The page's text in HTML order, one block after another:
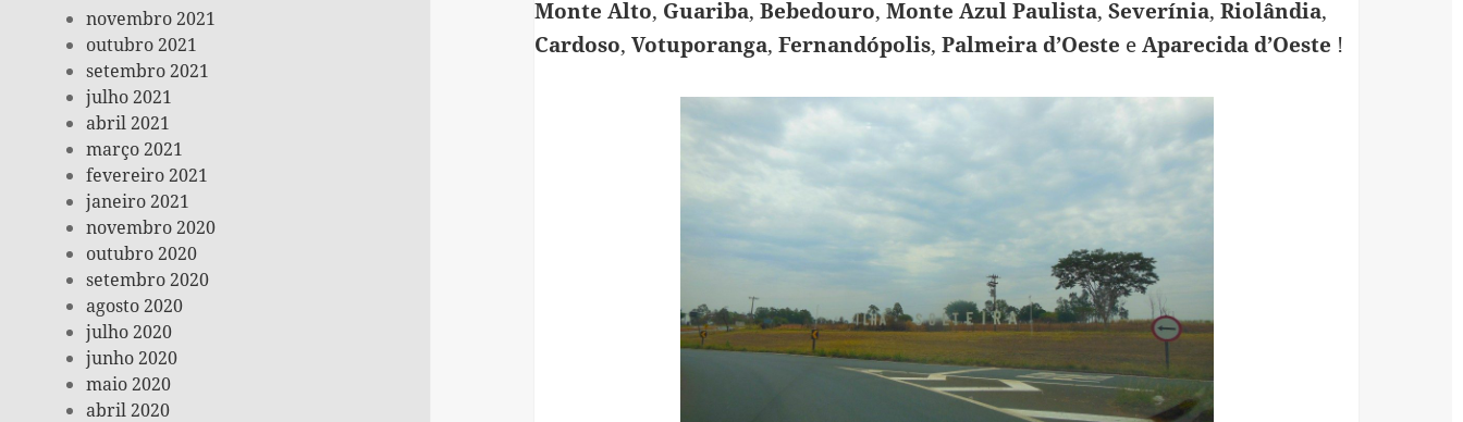
novembro 2021
outubro 2021
setembro 2021
julho 2021
abril 2021
março 2021
fevereiro 2021
janeiro 2021
novembro 2020
outubro 2020
setembro 2020
agosto 2020
julho 2020
junho 2020
maio 2020
abril 2020
Monte Alto, Guariba, Bebedouro, Monte Azul Paulista, Severínia, Riolândia,
Cardoso, Votuporanga, Fernandópolis, Palmeira d’Oeste eAparecida d’Oeste !